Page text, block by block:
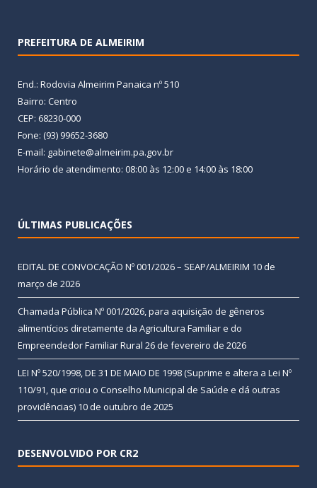
PREFEITURA DE ALMEIRIM
End.: Rodovia Almeirim Panaica nº 510
Bairro: Centro
CEP: 68230-000
Fone: (93) 99652-3680
E-mail: gabinete@almeirim.pa.gov.br
Horário de atendimento: 08:00 às 12:00 e 14:00 às 18:00
ÚLTIMAS PUBLICAÇÕES
EDITAL DE CONVOCAÇÃO Nº 001/2026 – SEAP/ALMEIRIM 10 de
março de 2026
Chamada Pública Nº 001/2026, para aquisição de gêneros
alimentícios diretamente da Agricultura Familiar e do
Empreendedor Familiar Rural 26 de fevereiro de 2026
LEI Nº 520/1998, DE 31 DE MAIO DE 1998 (Suprime e altera a Lei Nº
110/91, que criou o Conselho Municipal de Saúde e dá outras
providências) 10 de outubro de 2025
DESENVOLVIDO POR CR2